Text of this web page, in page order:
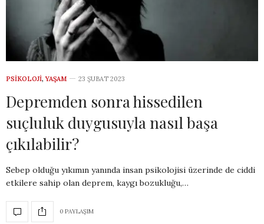
PSIKOLOJI, YAŞAM 23 ŞUBAT 2023
Depremden sonra hissedilen
suçluluk duygusuyla nasıl başa
çıkılabilir?
Sebep olduğu yıkımın yanında insan psikolojisi üzerinde de ciddi
etkilere sahip olan deprem, kaygı bozukluğu,…
0 PAYLAŞIM